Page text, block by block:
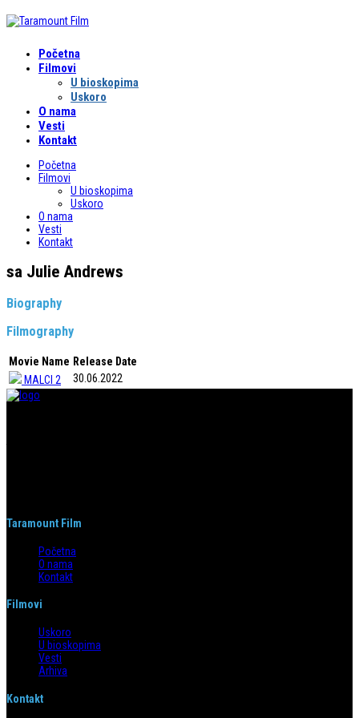
Početna
Filmovi
U bioskopima
Uskoro
O nama
Vesti
Kontakt
Početna
Filmovi
U bioskopima
Uskoro
O nama
Vesti
Kontakt
sa Julie Andrews
Biography
Filmography
Movie Name Release Date
MALCI 2
30.06.2022
Taramount Film
Početna
O nama
Kontakt
Filmovi
Uskoro
U bioskopima
Vesti
Arhiva
Kontakt